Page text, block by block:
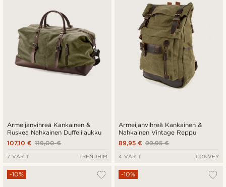
Armeijanvihreä Kankainen &
Ruskea Nahkainen Duffelilaukku
119,00 €
107,10 €
7 VÄRIT TRENDHIM
Armeijanvihreä Kankainen &
Nahkainen Vintage Reppu
99,95 €
89,95 €
4 VÄRIT CONVEY
-10% -10%